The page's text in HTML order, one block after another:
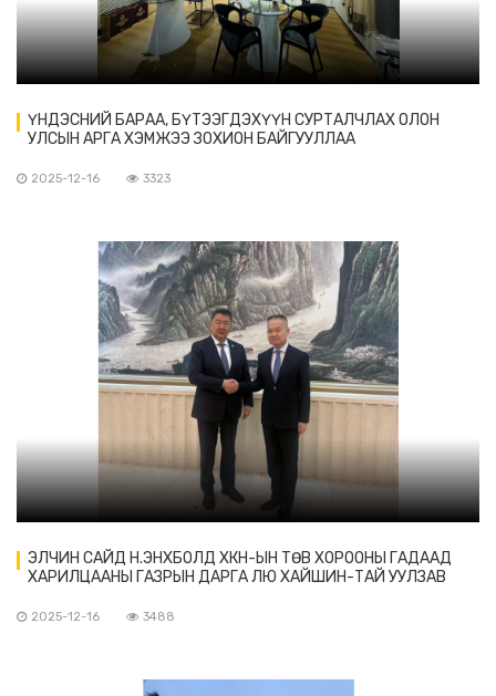
ҮНДЭСНИЙ БАРАА, БҮТЭЭГДЭХҮҮН СУРТАЛЧЛАХ ОЛОН
УЛСЫН АРГА ХЭМЖЭЭ ЗОХИОН БАЙГУУЛЛАА
2025-12-16 3323
ЭЛЧИН САЙД Н.ЭНХБОЛД ХКН-ЫН ТӨВ ХОРООНЫ ГАДААД
ХАРИЛЦААНЫ ГАЗРЫН ДАРГА ЛЮ ХАЙШИН-ТАЙ УУЛЗАВ
2025-12-16 3488